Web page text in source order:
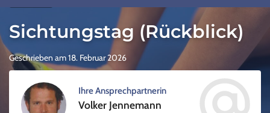
Sichtungstag (Rückblick)
Geschrieben am 18. Februar 2026
Ihre Ansprechpartnerin
Volker Jennemann